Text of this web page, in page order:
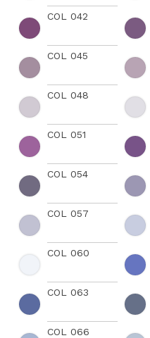
COL 042
COL 045
COL 048
COL 051
COL 054
COL 057
COL 060
COL 063
COL 066